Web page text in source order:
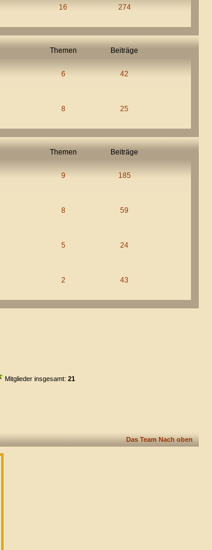
16 274
Themen Beiträge
6 42
8 25
Themen Beiträge
9 185
8 59
5 24
2 43
Mitglieder insgesamt: 21
Das Team Nach oben